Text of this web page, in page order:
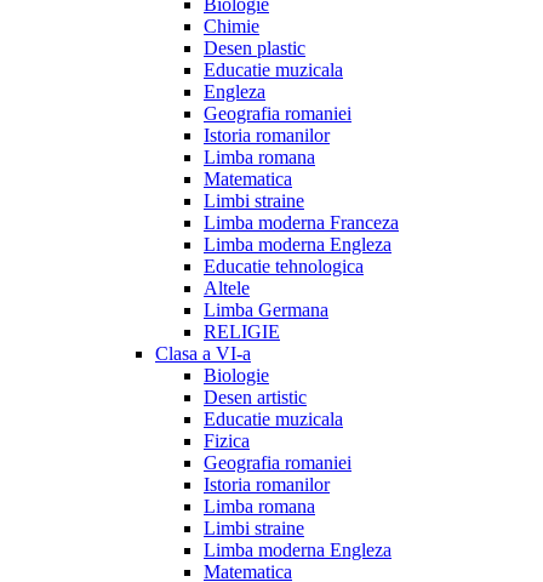
Biologie
Chimie
Desen plastic
Educatie muzicala
Engleza
Geografia romaniei
Istoria romanilor
Limba romana
Matematica
Limbi straine
Limba moderna Franceza
Limba moderna Engleza
Educatie tehnologica
Altele
Limba Germana
RELIGIE
Clasa a VI-a
Biologie
Desen artistic
Educatie muzicala
Fizica
Geografia romaniei
Istoria romanilor
Limba romana
Limbi straine
Limba moderna Engleza
Matematica